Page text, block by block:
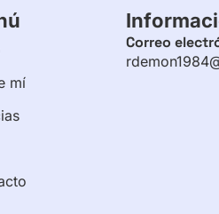
mí
Correo